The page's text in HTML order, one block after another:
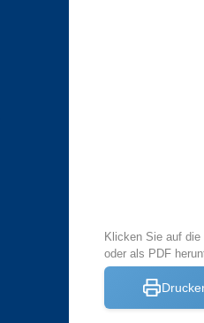
Klicken Sie auf
oder als PDF